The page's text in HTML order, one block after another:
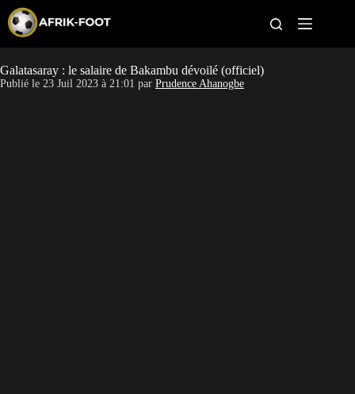
p
o
c
CAN féminine
Galatasaray : le salaire de Bakambu dévoilé (officiel)
Publié le 23 Juil 2023 à 21:01 par Prudence Ahanogbe